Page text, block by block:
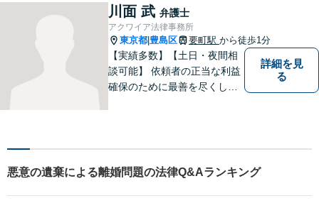
産、離婚、労働、借金トラブ
ルならお任せください。【企
業側にも対応】【池袋駅5分】
川面 武 弁護士
アクワイア法律事務所
東京都 豊島区 要町駅 から徒歩1分
【実績多数】【土日・夜間相
談可能】 依頼者の正当な利益
確保のために最善を尽くして
詳細を見
る
悪意の遺棄による離婚問題の法律Q&Aランキング